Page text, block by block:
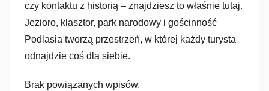
czy kontaktu z historią – znajdziesz to właśnie tutaj.
Jezioro, klasztor, park narodowy i gościnność
Podlasia tworzą przestrzeń, w której każdy turysta
odnajdzie coś dla siebie.
Brak powiązanych wpisów.